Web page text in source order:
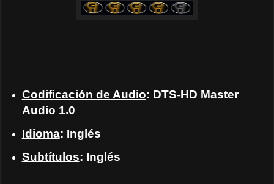
Codificación de Audio: DTS-HD Master
Audio 1.0
Idioma: Inglés
Subtítulos: Inglés